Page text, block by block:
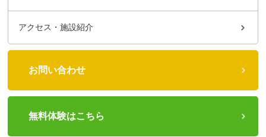
アクセス・施設紹介
お問い合わせ
無料体験はこちら